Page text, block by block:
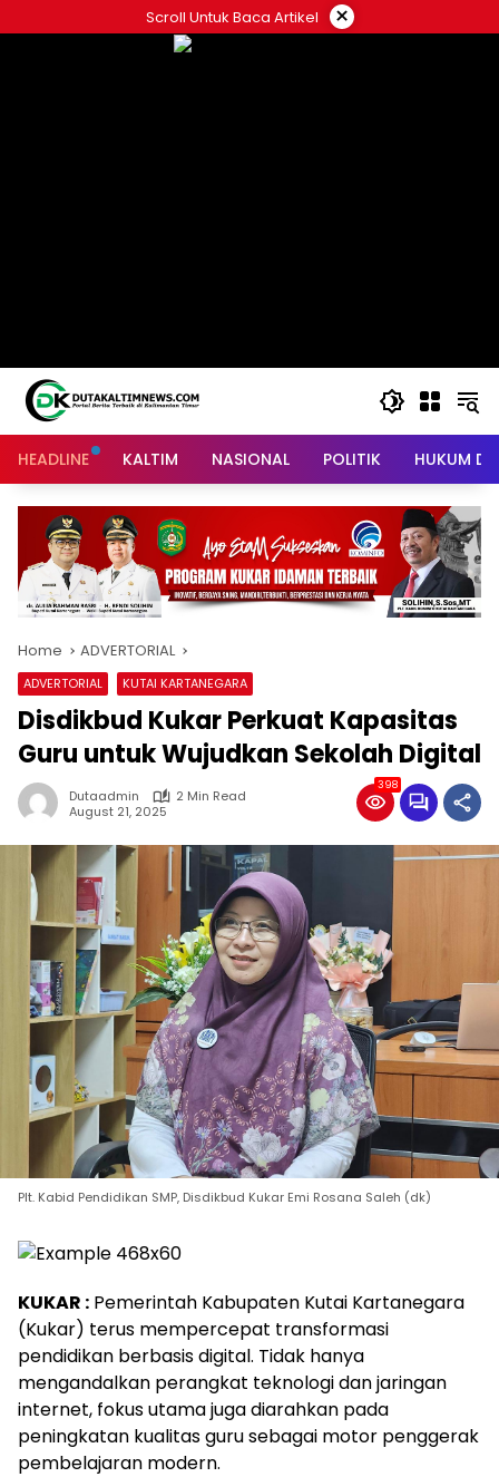
to
Scroll Untuk Baca Artikel ×
HEADLINE KALTIM NASIONAL POLITIK HUKUM
Home ADVERTORIAL
ADVERTORIAL KUTAI KARTANEGARA
Disdikbud Kukar Perkuat Kapasitas
Guru untuk Wujudkan Sekolah Digital
Dutaadmin
2 Min Read
August 21, 2025
398
Plt. Kabid Pendidikan SMP, Disdikbud Kukar Emi Rosana Saleh (dk)
KUKAR : Pemerintah Kabupaten Kutai Kartanegara
(Kukar) terus mempercepat transformasi
pendidikan berbasis digital. Tidak hanya
mengandalkan perangkat teknologi dan jaringan
internet, fokus utama juga diarahkan pada
peningkatan kualitas guru sebagai motor penggerak
pembelajaran modern.